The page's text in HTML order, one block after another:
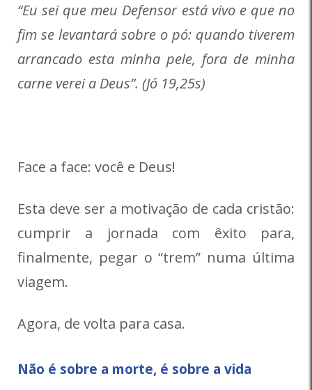
“Eu sei que meu Defensor está vivo e que no
fim se levantará sobre o pó: quando tiverem
arrancado esta minha pele, fora de minha
carne verei a Deus”. (Jó 19,25s)
Face a face: você e Deus!
Esta deve ser a motivação de cada cristão:
cumprir a jornada com êxito para,
finalmente, pegar o “trem” numa última
viagem.
Agora, de volta para casa.
Não é sobre a morte, é sobre a vida